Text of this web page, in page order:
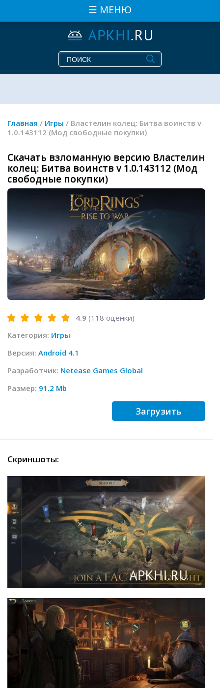
☰ МЕНЮ
Главная / Игры / Властелин колец: Битва воинств v
1.0.143112 (Мод свободные покупки)
Скачать взломанную версию Властелин
колец: Битва воинств v 1.0.143112 (Мод
свободные покупки)
4.9 (118 оценки)
Категория: Игры
Версия: Android 4.1
Разработчик: Netease Games Global
Размер: 91.2 Mb
Загрузить
Скриншоты: